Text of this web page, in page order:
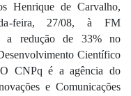
Henrique de Carvalho,
feira, 27/08, à FM
a redução de 33% no
Científico
CNPq é a agência do
e Comunicações